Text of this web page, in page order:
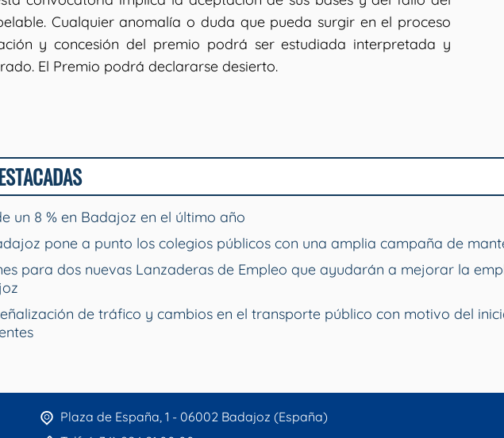
Cualquier anomalía o duda que pueda surgir en el proceso
y concesión del premio podrá ser estudiada interpretada y
El Premio podrá declararse desierto.
un 8 % en Badajoz en el último año
pone a punto los colegios públicos con una amplia campaña de
para dos nuevas Lanzaderas de Empleo que ayudarán a mejorar la
de tráfico y cambios en el transporte público con motivo del
Plaza de España, 1 - 06002 Badajoz (España)